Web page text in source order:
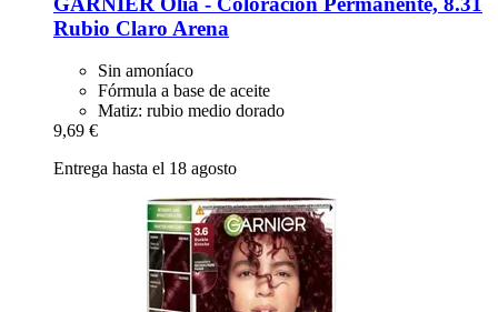
Rubio Claro Arena
Sin amoníaco
Fórmula a base de aceite
Matiz: rubio medio dorado
9,69 €
Entrega hasta el 18 agosto